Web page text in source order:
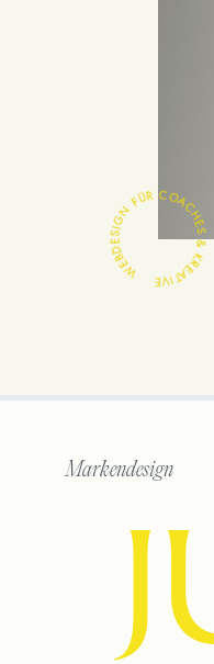
WEBDESIGN FÜR
Markendesign